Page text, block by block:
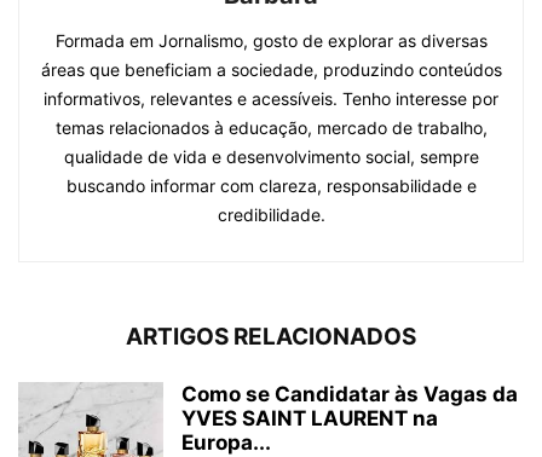
Formada em Jornalismo, gosto de explorar as diversas
áreas que beneficiam a sociedade, produzindo conteúdos
informativos, relevantes e acessíveis. Tenho interesse por
temas relacionados à educação, mercado de trabalho,
qualidade de vida e desenvolvimento social, sempre
buscando informar com clareza, responsabilidade e
credibilidade.
ARTIGOS RELACIONADOS
Como se Candidatar às Vagas da
YVES SAINT LAURENT na
Europa...